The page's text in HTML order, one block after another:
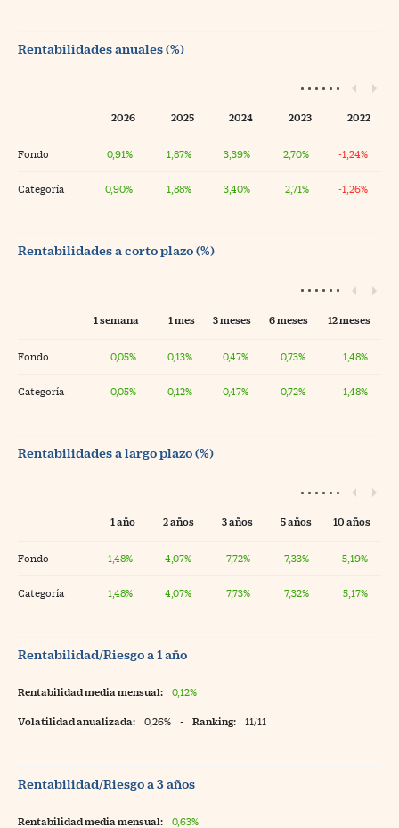
Rentabilidades anuales (%)
2026 2025 2024 2023 2022
Fondo 0,91% 1,87% 3,39% 2,70% -1,24%
Categoría 0,90% 1,88% 3,40% 2,71% -1,26%
Rentabilidades a corto plazo (%)
1 semana 1 mes 3 meses 6 meses 12 meses
Fondo 0,05% 0,13% 0,47% 0,73% 1,48%
Categoría 0,05% 0,12% 0,47% 0,72% 1,48%
Rentabilidades a largo plazo (%)
1 año 2 años 3 años 5 años 10 años
Fondo 1,48% 4,07% 7,72% 7,33% 5,19%
Categoría 1,48% 4,07% 7,73% 7,32% 5,17%
Rentabilidad/Riesgo a 1 año
Rentabilidad media mensual: 0,12%
Volatilidad anualizada: 0,26% - Ranking: 11/11
Rentabilidad/Riesgo a 3 años
Rentabilidad media mensual: 0,63%